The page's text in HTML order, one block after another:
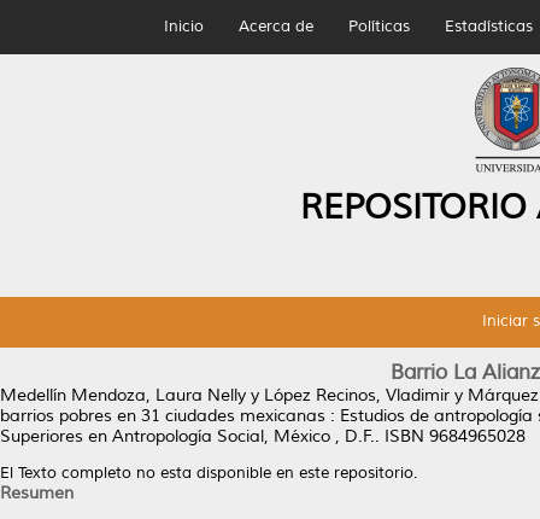
Inicio Acerca de Políticas Estadísticas
Iniciar
Barrio La
Medellín Mendoza, Laura Nelly y López Recinos, Vladimir y
barrios pobres en 31 ciudades mexicanas : Estudios de
Superiores en Antropología Social, México , D.F.. ISBN 9684965028
El Texto completo no esta disponible en este repositorio.
Resumen